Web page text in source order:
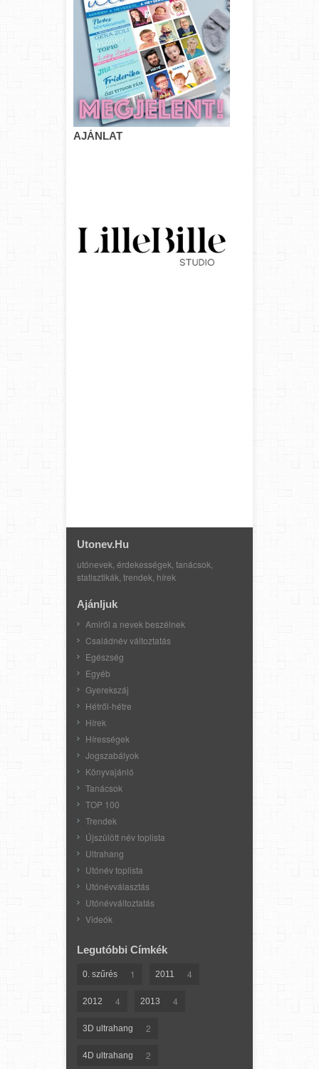
AJÁNLAT
Utonev.hu
utónevek, érdekességek, tanácsok,
statisztikák, trendek, hírek
Ajánljuk
Amiről a nevek beszélnek
Családnév változtatás
Egészség
Egyéb
Gyerekszáj
Hétről-hétre
Hírek
Hírességek
Jogszabályok
Könyvajánló
Tanácsok
TOP 100
Trendek
Újszülött név toplista
Ultrahang
Utónév toplista
Utónévválasztás
Utónévváltoztatás
Videók
Legutóbbi Címkék
0. szűrés 1 2011 4
2012 4 2013 4
3D ultrahang 2
4D ultrahang 2